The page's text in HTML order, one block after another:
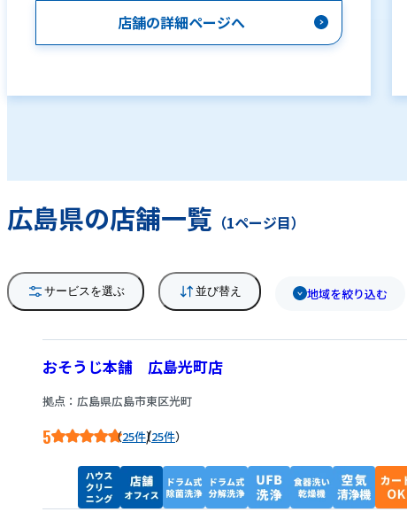
「汚れは気になるが、清掃の仕方が分からな
い」「清掃しても臭いが気になる」「清掃する
人がおそうじに対する悩みや疑問を持っている
も承っております。どんな些細な事でも構いま
せんので、まずはお気軽にお電話下さい。
店舗の詳細ページへ
広島県の店舗一覧 （1ページ目）
サービスを選ぶ 並び替え 地域を絞り込む
おそうじ本舗 広島光町店
拠点：広島県広島市東区光町
5 25件/25件